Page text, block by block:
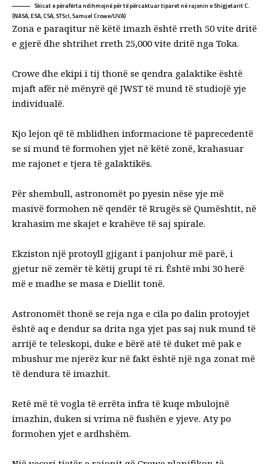
Skicat e përafërta ndihmojnë për të përcaktuar tiparet në rajonin e Shigjetarit C.
(NASA, ESA, CSA, STScI, Samuel Crowe/UVA)
Zona e paraqitur në këtë imazh është rreth 50 vite dritë
e gjerë dhe shtrihet rreth 25,000 vite dritë nga Toka.
Crowe dhe ekipi i tij thonë se qendra galaktike është
mjaft afër në mënyrë që JWST të mund të studiojë yje
individualë.
Kjo lejon që të mblidhen informacione të paprecedentë
se si mund të formohen yjet në këtë zonë, krahasuar
me rajonet e tjera të galaktikës.
Për shembull, astronomët po pyesin nëse yje më
masivë formohen në qendër të Rrugës së Qumështit, në
krahasim me skajet e krahëve të saj spirale.
Ekziston një protoyll gjigant i panjohur më parë, i
gjetur në zemër të këtij grupi të ri. Është mbi 30 herë
më e madhe se masa e Diellit tonë.
Astronomët thonë se reja nga e cila po dalin protoyjet
është aq e dendur sa drita nga yjet pas saj nuk mund të
arrijë te teleskopi, duke e bërë atë të duket më pak e
mbushur me njerëz kur në fakt është një nga zonat më
të dendura të imazhit.
Retë më të vogla të errëta infra të kuqe mbulojnë
imazhin, duken si vrima në fushën e yjeve. Aty po
formohen yjet e ardhshëm.